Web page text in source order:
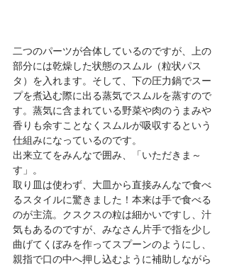
二つのパーツが合体しているのですが、上の
部分には乾燥した状態のスムル（粒状パス
タ）を入れます。そして、下の圧力鍋でスー
プを煮込む際に出る蒸気でスムルを蒸すので
す。蒸気に含まれている野菜や肉のうまみや
香りも余すことなくスムルが吸収するという
仕組みになっているのです。
出来立てをみんなで囲み、「いただきま～
す」。
取り皿は使わず、大皿から直接みんなで食べ
るスタイルに驚きました！本来は手で食べる
のが主流。クスクスの粒は細かいですし、汁
気もあるのですが、みなさん片手で指を少し
曲げてくぼみを作ってスプーンのようにし、
親指で口の中へ押し込むように補助しながら